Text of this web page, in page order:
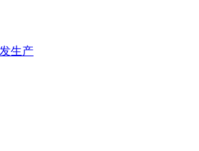
生产